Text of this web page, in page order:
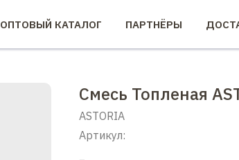
ОПТОВЫЙ КАТАЛОГ ПАРТНЁРЫ
Смесь Топленая
ASTORIA
Артикул: